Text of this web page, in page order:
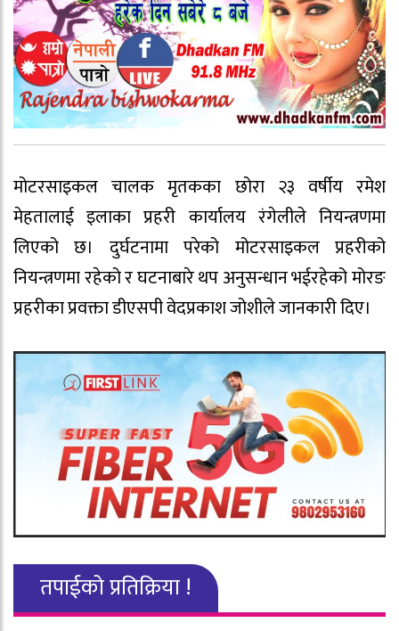
मोटरसाइकल चालक मृतकका छोरा २३ वर्षीय रमेश
मेहतालाई इलाका प्रहरी कार्यालय रंगेलीले नियन्त्रणमा
लिएको छ। दुर्घटनामा परेको मोटरसाइकल प्रहरीको
नियन्त्रणमा रहेको र घटनाबारे थप अनुसन्धान भईरहेको मोरङ
प्रहरीका प्रवक्ता डीएसपी वेदप्रकाश जोशीले जानकारी दिए।
तपाईको प्रतिक्रिया !